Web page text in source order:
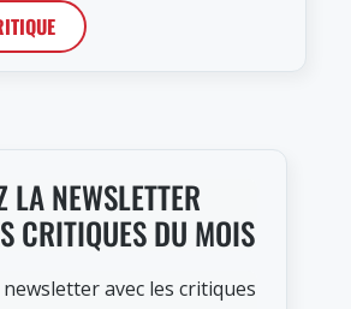
LA NEWSLETTER
CRITIQUES DU MOIS
newsletter avec les critiques